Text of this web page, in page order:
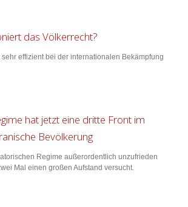
das Völkerrecht?
sehr effizient bei der internationalen Bekämpfung
hat jetzt eine dritte Front im
Bevölkerung
Regime außerordentlich unzufrieden
Mal einen großen Aufstand versucht.